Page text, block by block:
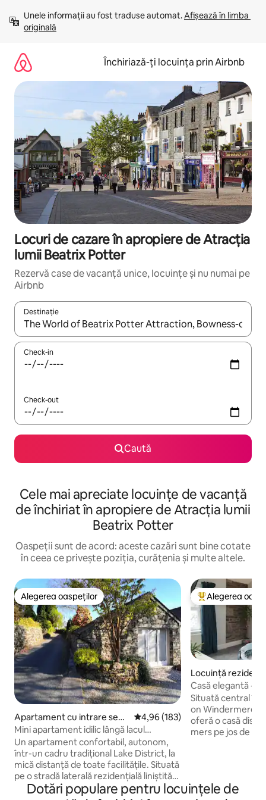
mergi
conținut
Unele informații au fost traduse automat. Afișează în limba
originală
Închiriază-ți locuința prin Airbnb
Locuri de cazare în apropiere de Atracția
lumii Beatrix Potter
Rezervă case de vacanță unice, locuințe și nu numai pe
Airbnb
Destinație
Când se încarcă rezultatele, navighează folosind tastele
Check-in
Check-out
Caută
Cele mai apreciate locuințe de vacanță
de închiriat în apropiere de Atracția lumii
Beatrix Potter
Oaspeții sunt de acord: aceste cazări sunt bine cotate
în ceea ce privește poziția, curățenia și multe altele.
Alegerea oaspeților
Alegerea oaspeților
Apartament cu intrare sepa
rată
Scor mediu de 4,96 din 5, 183
4,96 (183)
Mini apartament idilic lângă lacul
Windermere
Un apartament confortabil, autonom,
într-un cadru tradițional Lake District, la
mică distanță de toate facilitățile. Situată
pe o stradă laterală rezidențială liniștită
din Bowness, această cazare curată și
Locuință din
Alegerea
Locuință
Casă elegantă -
parcare
Situată central în
on Windermere,
oferă o casă
mers pe jos de
independente și
Dotări populare pentru locuințele de